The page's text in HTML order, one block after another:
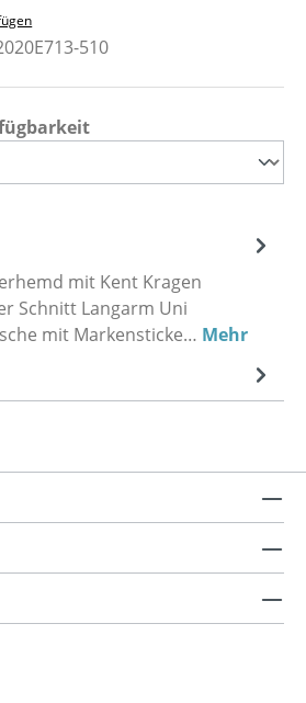
510
mit Kent Kragen
Schnitt Langarm Uni
mit Markensticke… Mehr